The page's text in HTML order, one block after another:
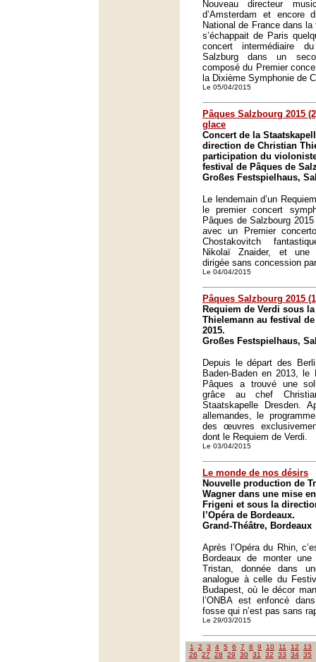
Nouveau directeur
d’Amsterdam et encore
National de France dans
s’échappait de Paris
concert intermédiaire
Salzburg dans un
composé du Premier
la Dixième Symphonie de
Le 05/04/2015
Pâques Salzbourg 2015
glace
Concert de la
direction de Christian
participation du
festival de Pâques de
Großes Festspielhaus,
Le lendemain d’un
le premier concert
Pâques de Salzbourg
avec un Premier
Chostakovitch
Nikolaï Znaider, et une
dirigée sans concession
Le 04/04/2015
Pâques Salzbourg 2015
Requiem de Verdi sous
Thielemann au festival
2015.
Großes Festspielhaus,
Depuis le départ des
Baden-Baden en 2013,
Pâques a trouvé une
grâce au chef
Staatskapelle Dresden.
allemandes, le
des œuvres
dont le Requiem de Verdi.
Le 03/04/2015
Le monde de nos désirs
Nouvelle production de
Wagner dans une mise
Frigeni et sous la
l’Opéra de Bordeaux.
Grand-Théâtre, Bordeaux
Après l’Opéra du Rhin,
Bordeaux de monter
Tristan, donnée dans
analogue à celle du
Budapest, où le décor
l’ONBA est enfoncé
fosse qui n’est pas sans
Le 29/03/2015
1 2 3 4 5 6 7 8 9 10 11 12
13
26
27 28 29 30 31 32 33 34 35